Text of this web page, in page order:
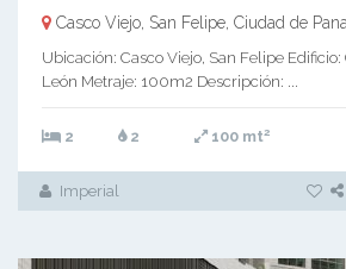
Casco Viejo, San Felipe, Ciudad de
Ubicación: Casco Viejo, San Felipe
León Metraje: 100m2 Descripción: ...
2 2 100 mt2
Imperial